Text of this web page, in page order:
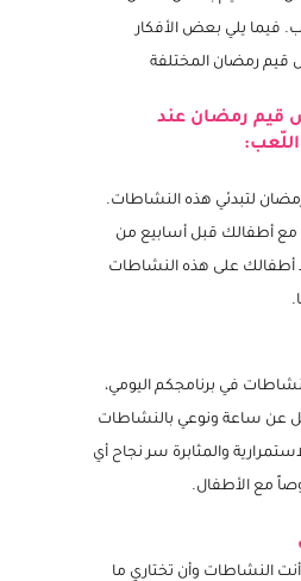
المفاهيم بشكل أفضل عند
فيما يلي بعض الأفكار
قيم رمضان عند
لتبدئي هذه النشاطات.
مع أطفالك قبل أسابيع من
أطفالك على هذه النشاطات
في برنامجكم اليومي،
عن ساعة ونوعي بالنشاطات
والمثابرة سر نجاح أي